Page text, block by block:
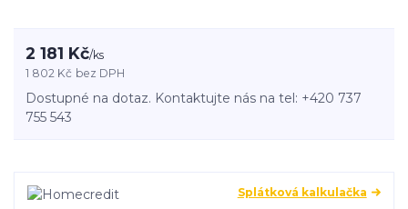
2 181 Kč/ks
1 802 Kč bez DPH
Dostupné na dotaz. Kontaktujte nás na tel: +420 737
755 543
Splátková kalkulačka